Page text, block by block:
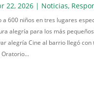
22, 2026| Noticias,
a 600 niños en tres lugares
alegría para los más
alegría Cine al barrio llegó con
Oratorio...